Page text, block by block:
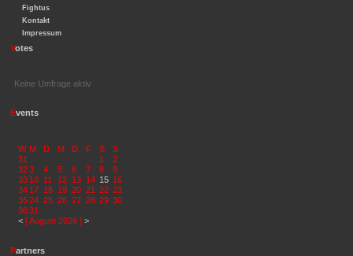
Fightus
Kontakt
Impressum
Votes
Keine Umfrage aktiv
Events
W M D M D F S
S
31
1
2
32 3 4 5 6 7 8
9
33 10 11 12 13 14 15 16
34 17 18 19 20 21 22 23
35 24 25 26 27 28 29 30
36 31
<[ August 2026 ] >
Partners